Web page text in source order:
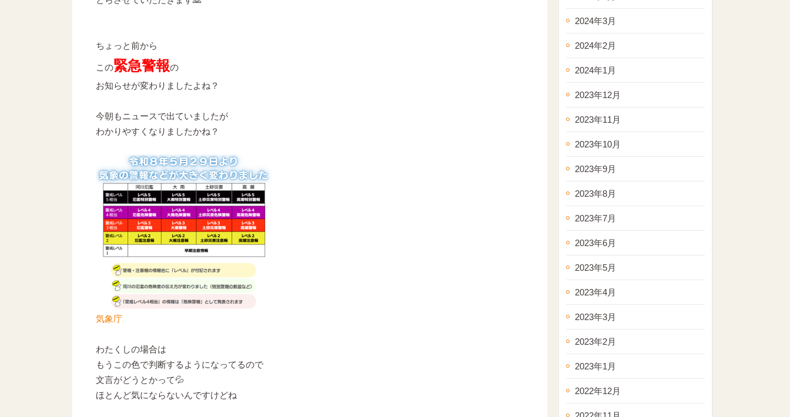
ちょっと前から
この緊急警報の
お知らせが変わりましたよね？
今朝もニュースで出ていましたが
わかりやすくなりましたかね？
気象庁
わたくしの場合は
もうこの色で判断するようになってるので
文言がどうとかって💦
ほとんど気にならないんですけどね
2024年3月
2024年2月
2024年1月
2023年12月
2023年11月
2023年10月
2023年9月
2023年8月
2023年7月
2023年6月
2023年5月
2023年4月
2023年3月
2023年2月
2023年1月
2022年12月